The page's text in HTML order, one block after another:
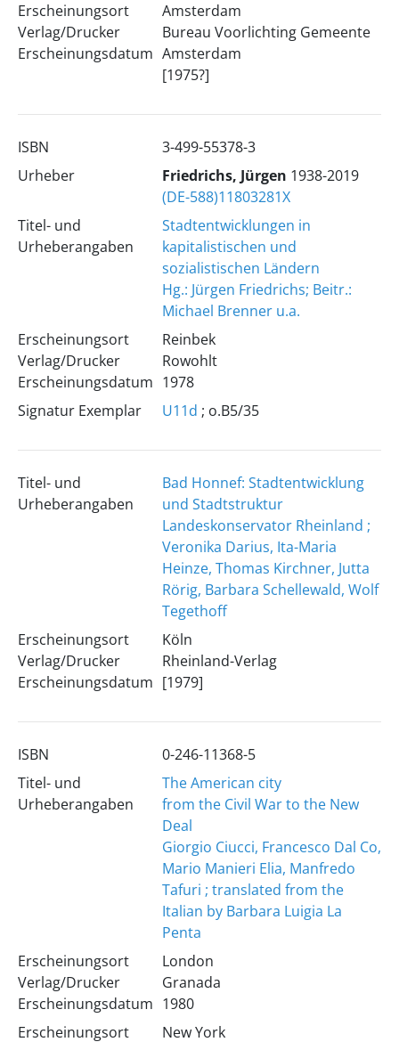
Erscheinungsort
Verlag/Drucker
Erscheinungsdatum
Amsterdam
Bureau Voorlichting Gemeente
Amsterdam
[1975?]
ISBN
3-499-55378-3
Urheber
Friedrichs, Jürgen 1938-2019
(DE-588)11803281X
Titel- und
Urheberangaben
Stadtentwicklungen in
kapitalistischen und
sozialistischen Ländern
Hg.: Jürgen Friedrichs; Beitr.:
Michael Brenner u.a.
Erscheinungsort
Verlag/Drucker
Erscheinungsdatum
Reinbek
Rowohlt
1978
Signatur Exemplar
U11d ; o.B5/35
Titel- und
Urheberangaben
Bad Honnef: Stadtentwicklung
und Stadtstruktur
Landeskonservator Rheinland ;
Veronika Darius, Ita-Maria
Heinze, Thomas Kirchner, Jutta
Rörig, Barbara Schellewald, Wolf
Tegethoff
Erscheinungsort
Verlag/Drucker
Erscheinungsdatum
Köln
Rheinland-Verlag
[1979]
ISBN
0-246-11368-5
Titel- und
Urheberangaben
The American city
from the Civil War to the New
Deal
Giorgio Ciucci, Francesco Dal Co,
Mario Manieri Elia, Manfredo
Tafuri ; translated from the
Italian by Barbara Luigia La
Penta
Erscheinungsort
Verlag/Drucker
Erscheinungsdatum
London
Granada
1980
Erscheinungsort
New York